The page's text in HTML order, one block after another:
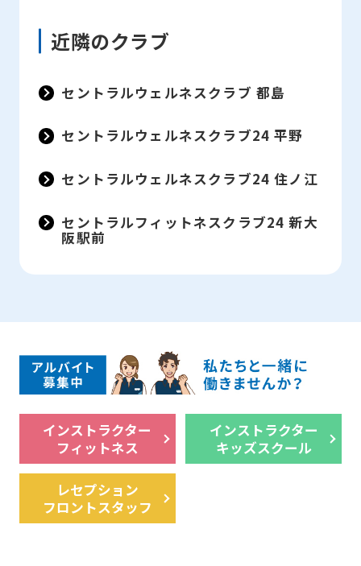
近隣のクラブ
セントラルウェルネスクラブ 都島
セントラルウェルネスクラブ24 平野
セントラルウェルネスクラブ24 住ノ江
セントラルフィットネスクラブ24 新大
阪駅前
インストラクター
フィットネス
インストラクター
キッズスクール
レセプション
フロントスタッフ